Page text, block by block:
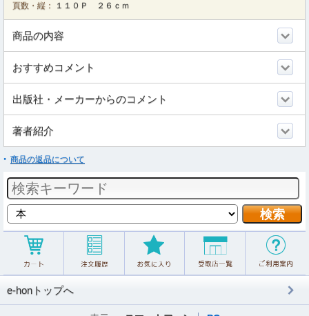
頁数・縦：
１１０Ｐ ２６ｃｍ
商品の内容
おすすめコメント
出版社・メーカーからのコメント
著者紹介
商品の返品について
e-honトップへ